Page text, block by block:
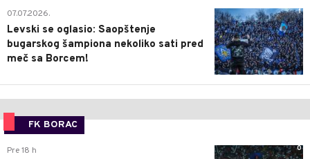
1
07.07.2026.
Levski se oglasio: Saopštenje
bugarskog šampiona nekoliko sati pred
meč sa Borcem!
FK BORAC
0
Pre 18 h